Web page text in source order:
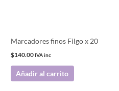
Marcadores finos Filgo x 20
$140.00 IVA inc
Añadir al carrito